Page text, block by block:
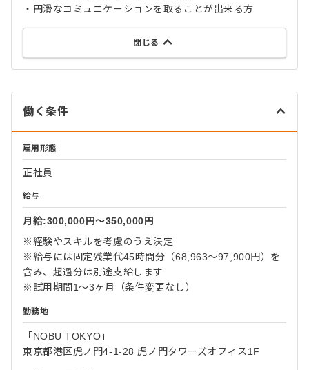
・円滑なコミュニケーションを取ることが出来る方
閉じる
働く条件
雇用形態
正社員
給与
月給:300,000円〜350,000円
※経験やスキルを考慮のうえ決定
※給与には固定残業代45時間分（68,963〜97,900円）を
含み、超過分は別途支給します
※試用期間1～3ヶ月（条件変更なし）
勤務地
「NOBU TOKYO」
東京都港区虎ノ門4-1-28 虎ノ門タワーズオフィス1F